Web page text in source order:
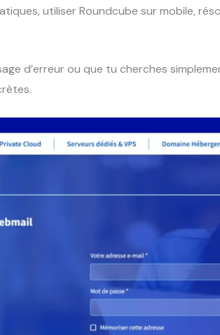
utiliser Roundcube sur mobile,
d’erreur ou que tu cherches